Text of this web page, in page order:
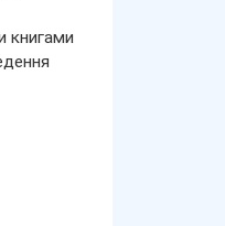
книгами